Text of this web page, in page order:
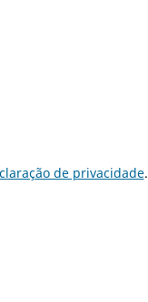
de privacidade.